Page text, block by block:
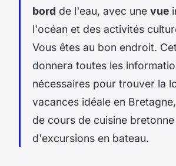
bord de l'eau, avec une vue
l'océan et des activités
Vous êtes au bon endroit.
donnera toutes les
nécessaires pour trouver la
vacances idéale en
de cours de cuisine bretonne
d'excursions en bateau.